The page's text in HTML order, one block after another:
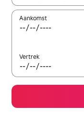
Aankomst
Vertrek